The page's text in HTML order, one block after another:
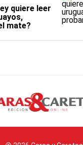
quiere leer
mate?